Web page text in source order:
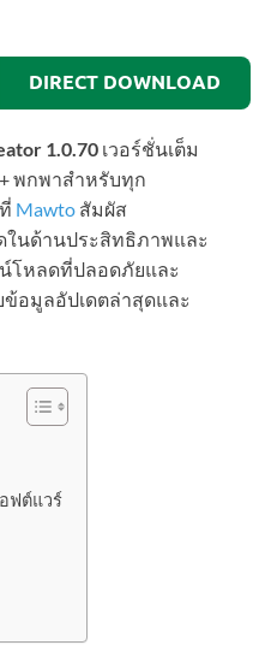
DIRECT DOWNLOAD
1.0.70 เวอร์ชั่นเต็ม
พกพาสำหรับทุก
ที่ Mawto สัมผัส
นด้านประสิทธิภาพและ
โหลดที่ปลอดภัยและ
ข้อมูลอัปเดตล่าสุดและ
ฟต์แวร์